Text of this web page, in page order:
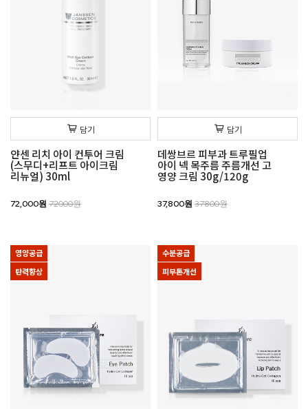
담기
얀센 리치 아이 컨투어 크림
(스무디+리프트 아이크림
리뉴얼) 30ml
72,000원 72000원
담기
데쌍브르 피부과 트루필업
아이 넥 목주름 주름개선 고
영양 크림 30g/120g
37,800원 37800원
영양공급
탄력향상
수분공급
피부톤개선